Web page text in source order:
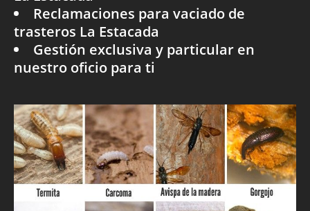
Reclamaciones para vaciado de
trasteros La Estacada
Gestión exclusiva y particular en
nuestro oficio para ti